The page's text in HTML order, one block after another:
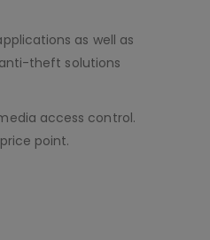
as well as
theft solutions
access control.
point.